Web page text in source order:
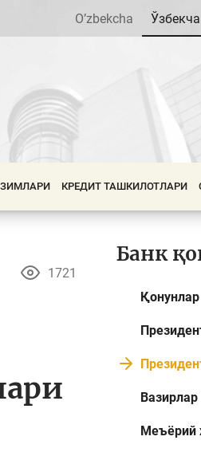
O’zbekcha Ўзбекча
КРЕДИТ ТАШКИЛОТЛАРИ
1721
Банк
Қонунлар
Меъёрий